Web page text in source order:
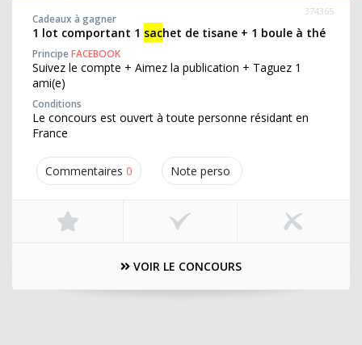
Commentaires 0 Note perso
374365
Cadeaux à gagner
1 lot comportant 1 sachet de tisane + 1 boule à thé
PrincipeFACEBOOK
Suivez le compte + Aimez la publication + Taguez 1
ami(e)
Conditions
Le concours est ouvert à toute personne résidant en
France
VOIR LE CONCOURS